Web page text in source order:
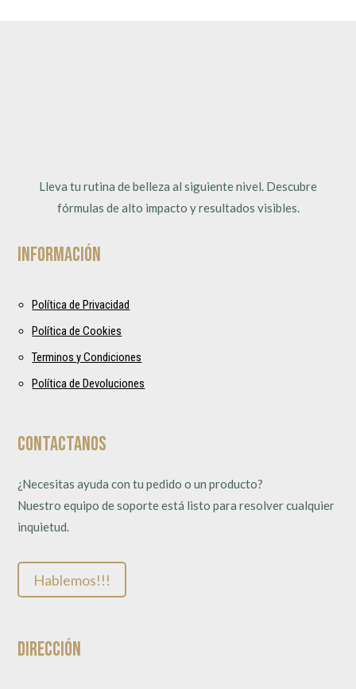
Lleva tu rutina de belleza al siguiente nivel. Descubre
fórmulas de alto impacto y resultados visibles.
Información
Política de Privacidad
Política de Cookies
Terminos y Condiciones
Política de Devoluciones
Contactanos
¿Necesitas ayuda con tu pedido o un producto?
Nuestro equipo de soporte está listo para resolver cualquier
inquietud.
Hablemos!!!
Dirección